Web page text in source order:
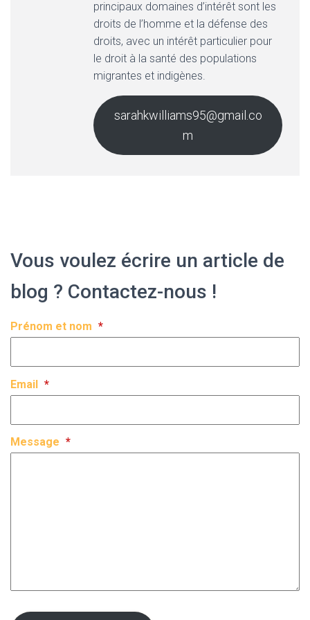
principaux domaines d’intérêt sont les
droits de l’homme et la défense des
droits, avec un intérêt particulier pour
le droit à la santé des populations
migrantes et indigènes.
sarahkwilliams95@gmail.co
m
Vous voulez écrire un article de
blog ? Contactez-nous !
Prénom et nom *
Email *
Message *